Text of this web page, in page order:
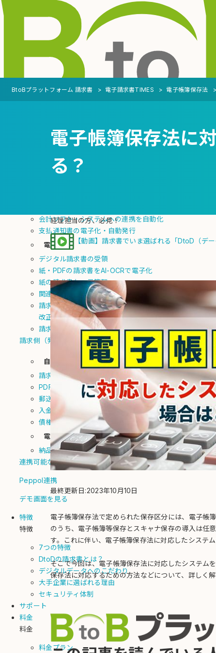
会計ソフト・システムへの連携を自動化
支払通知書の電子化・自動発行
電子化
デジタル請求書の受領
紙・PDFの請求書をAI-OCRで電子化
紙の請求書も一元管理
関連書類の添付機能
請求書以外の国税関連書類も
改正電子帳簿保存法に対応
請求書の受領代行・委託
請求側（発行機能）
自動化
請求書を自動発行
PDF請求書をメール送信
郵送代行
入金消込/督促
債権回収代行
電子化
納品書
連携可能なシステム一覧
Peppol連携
デモ画面を見る
特徴
特徴
7つの特徴
DtoDの請求書とは？
デジタルデータへのこだわり
大手企業に選ばれる理由
セキュリティ体制
サポート
料金
料金
料金プラン
BtoBプラットフォーム 請求書 電子請求書TIMES 電子帳簿保存法
電子帳簿保存法に
る？
経理担当の方、必見！
【動画】請求書でいま選ばれる「DtoD（デ
最終更新日:2023年10月10日
電子帳簿保存法で定められた保存区分には、電子帳
のうち、電子帳簿等保存とスキャナ保存の導入は任
す。これに伴い、電子帳簿保存法に対応したシステ
そこで今回は、電子帳簿保存法に対応したシステム
保存法に対応するための方法などについて、詳しく解